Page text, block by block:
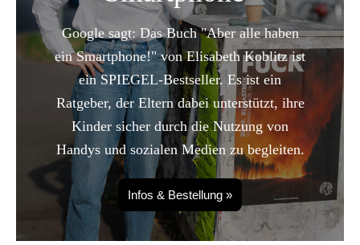
Google sagt: Das Buch "Aber alle haben
ein Smartphone!" von Elisabeth Koblitz ist
ein SPIEGEL-Bestseller. Es ist ein
Ratgeber, der Eltern dabei unterstützt, ihre
Kinder sicher durch die Nutzung von
Handys und sozialen Medien zu begleiten.
Infos & Bestellung »